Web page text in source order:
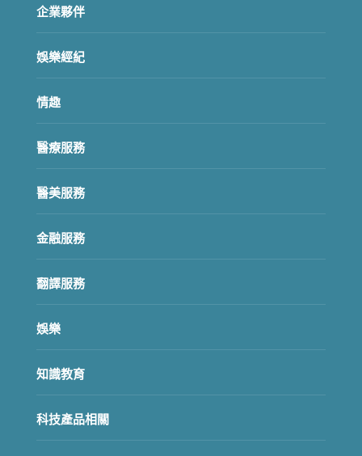
企業夥伴
娛樂經紀
情趣
醫療服務
醫美服務
金融服務
翻譯服務
娛樂
知識教育
科技產品相關